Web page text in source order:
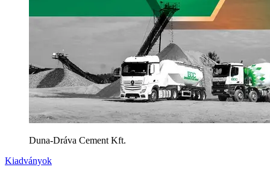
Duna-Dráva Cement Kft.
Kiadványok